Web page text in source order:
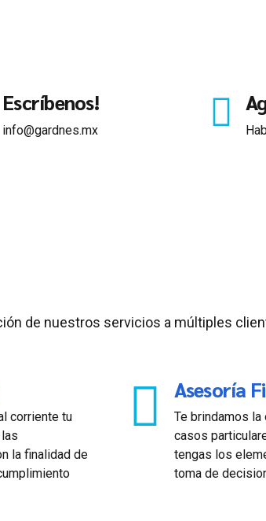
Escríbenos!
info@gardnes.mx
de nuestros servicios a múltiples
corriente tu
la finalidad de
Asesoría
Te brindamos
casos
tengas los
toma de